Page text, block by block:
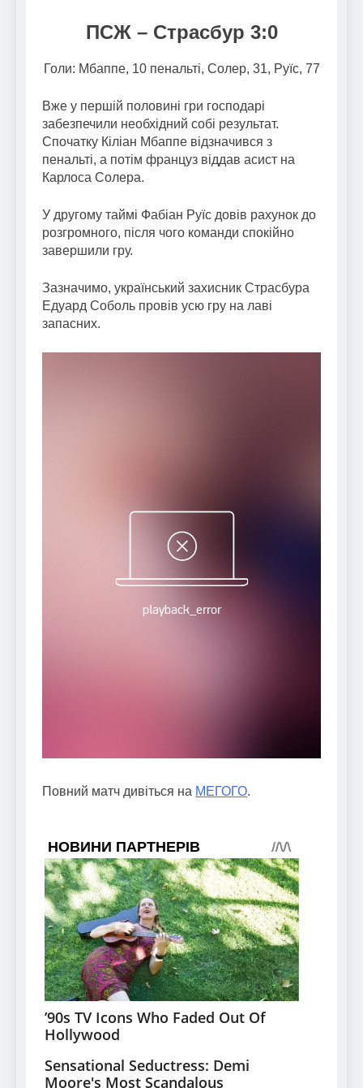
ПСЖ – Страсбур 3:0
Голи: Мбаппе, 10 пенальті, Солер, 31, Руїс, 77
Вже у першій половині гри господарі
забезпечили необхідний собі результат.
Спочатку Кіліан Мбаппе відзначився з
пенальті, а потім француз віддав асист на
Карлоса Солера.
У другому таймі Фабіан Руїс довів рахунок до
розгромного, після чого команди спокійно
завершили гру.
Зазначимо, український захисник Страсбура
Едуард Соболь провів усю гру на лаві
запасних.
Повний матч дивіться на МЕГОГО.